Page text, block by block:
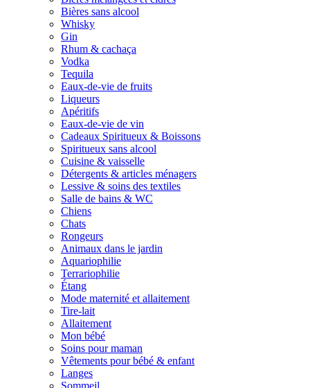
Bières sans alcool
Whisky
Gin
Rhum & cachaça
Vodka
Tequila
Eaux-de-vie de fruits
Liqueurs
Apéritifs
Eaux-de-vie de vin
Cadeaux Spiritueux & Boissons
Spiritueux sans alcool
Cuisine & vaisselle
Détergents & articles ménagers
Lessive & soins des textiles
Salle de bains & WC
Chiens
Chats
Rongeurs
Animaux dans le jardin
Aquariophilie
Terrariophilie
Étang
Mode maternité et allaitement
Tire-lait
Allaitement
Mon bébé
Soins pour maman
Vêtements pour bébé & enfant
Langes
Sommeil